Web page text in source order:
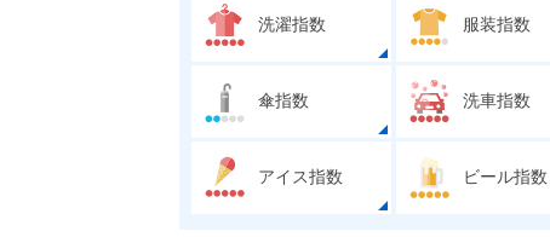
洗濯指数 服装指数
傘指数 洗車指数
アイス指数 ビール指数